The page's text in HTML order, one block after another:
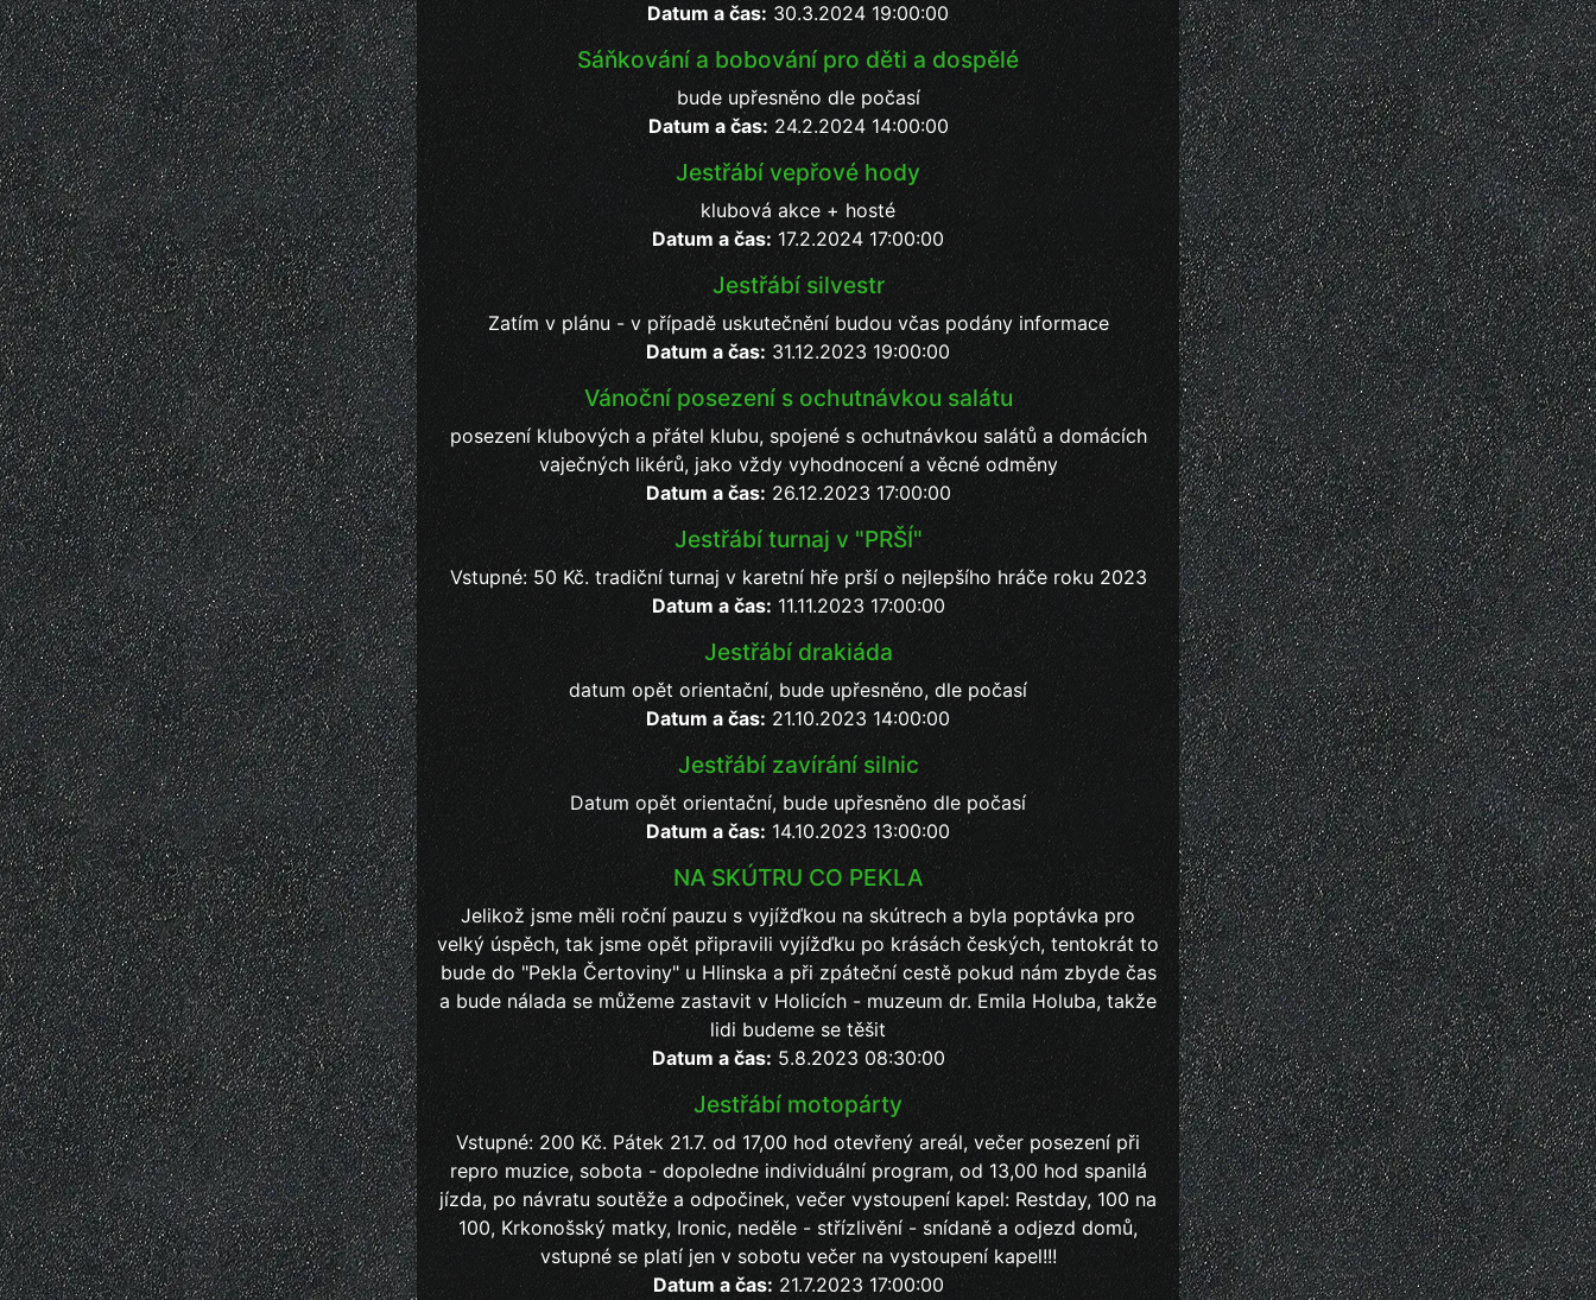
Datum a čas: 30.3.2024 19:00:00
Sáňkování a bobování pro děti a dospělé
bude upřesněno dle počasí
Datum a čas: 24.2.2024 14:00:00
Jestřábí vepřové hody
klubová akce + hosté
Datum a čas: 17.2.2024 17:00:00
Jestřábí silvestr
Zatím v plánu - v případě uskutečnění budou včas podány informace
Datum a čas: 31.12.2023 19:00:00
Vánoční posezení s ochutnávkou salátu
posezení klubových a přátel klubu, spojené s ochutnávkou salátů a domácích
vaječných likérů, jako vždy vyhodnocení a věcné odměny
Datum a čas: 26.12.2023 17:00:00
Jestřábí turnaj v "PRŠÍ"
Vstupné: 50 Kč. tradiční turnaj v karetní hře prší o nejlepšího hráče roku 2023
Datum a čas: 11.11.2023 17:00:00
Jestřábí drakiáda
datum opět orientační, bude upřesněno, dle počasí
Datum a čas: 21.10.2023 14:00:00
Jestřábí zavírání silnic
Datum opět orientační, bude upřesněno dle počasí
Datum a čas:14.10.2023 13:00:00
NA SKÚTRU CO PEKLA
Jelikož jsme měli roční pauzu s vyjížďkou na skútrech a byla poptávka pro
velký úspěch, tak jsme opět připravili vyjížďku po krásách českých, tentokrát to
bude do "Pekla Čertoviny" u Hlinska a při zpáteční cestě pokud nám zbyde čas
a bude nálada se můžeme zastavit v Holicích - muzeum dr. Emila Holuba, takže
lidi budeme se těšit
Datum a čas: 5.8.2023 08:30:00
Jestřábí motopárty
Vstupné: 200 Kč. Pátek 21.7. od 17,00 hod otevřený areál, večer posezení při
repro muzice, sobota - dopoledne individuální program, od 13,00 hod spanilá
jízda, po návratu soutěže a odpočinek, večer vystoupení kapel: Restday, 100 na
100, Krkonošský matky, Ironic, neděle - střízlivění - snídaně a odjezd domů,
vstupné se platí jen v sobotu večer na vystoupení kapel!!!
Datum a čas: 21.7.2023 17:00:00